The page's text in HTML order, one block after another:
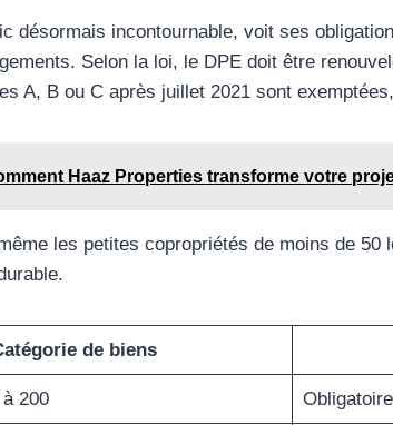
désormais incontournable, voit ses
Selon la loi, le DPE doit être
A, B ou C après juillet 2021 sont
Haaz Properties transforme votre
les petites copropriétés de moins de
de biens
200 Obligatoire